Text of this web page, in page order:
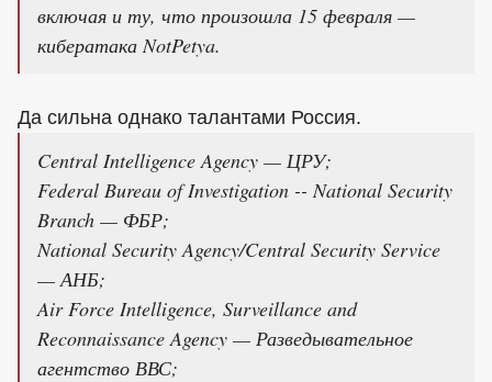
включая и ту, что произошла 15 февраля —
кибератака NotPetya.
Да сильна однако талантами Россия.
Central Intelligence Agency — ЦРУ;
Federal Bureau of Investigation -- National Security
Branch — ФБР;
National Security Agency/Central Security Service
— АНБ;
Air Force Intelligence, Surveillance and
Reconnaissance Agency — Разведывательное
агентство ВВС;